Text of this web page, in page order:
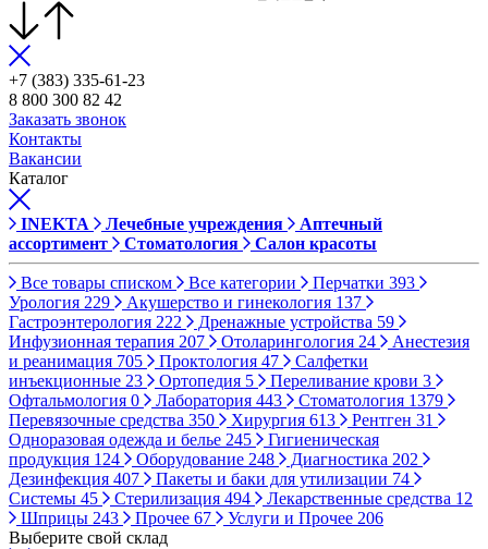
+7 (383) 335-61-23
8 800 300 82 42
Заказать звонок
Контакты
Вакансии
Каталог
INEKTA Лечебные учреждения
Аптечный
ассортимент
Стоматология Салон красоты
Все товары списком Все категории Перчатки 393
Урология 229 Акушерство и гинекология 137
Гастроэнтерология 222 Дренажные устройства 59
Инфузионная терапия 207 Отоларингология 24
Анестезия
и реанимация 705 Проктология 47
Салфетки
инъекционные 23 Ортопедия 5 Переливание крови 3
Офтальмология 0 Лаборатория 443 Стоматология 1379
Перевязочные средства 350 Хирургия 613 Рентген 31
Одноразовая одежда и белье 245
Гигиеническая
продукция 124 Оборудование 248 Диагностика 202
Дезинфекция 407 Пакеты и баки для утилизации 74
Системы 45 Стерилизация 494 Лекарственные средства 12
Шприцы 243 Прочее 67 Услуги и Прочее 206
Выберите свой склад